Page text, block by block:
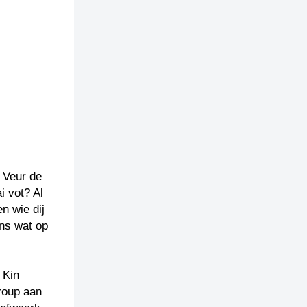
de
vot? Al
wie dij
wat op
Kin
aan